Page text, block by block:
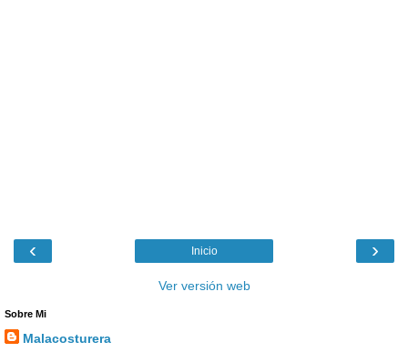
‹ ›
Inicio
Ver versión web
Sobre Mi
Malacosturera